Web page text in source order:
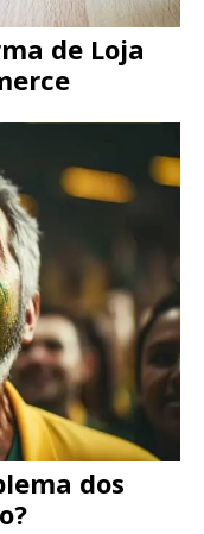
de Loja
dos